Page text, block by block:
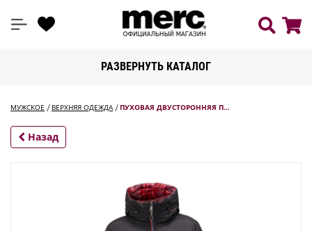
РАЗВЕРНУТЬ КАТАЛОГ
МУЖСКОЕ ВЕРХНЯЯ ОДЕЖДА ПУХОВАЯ ДВУСТОРОННЯЯ П…
Назад